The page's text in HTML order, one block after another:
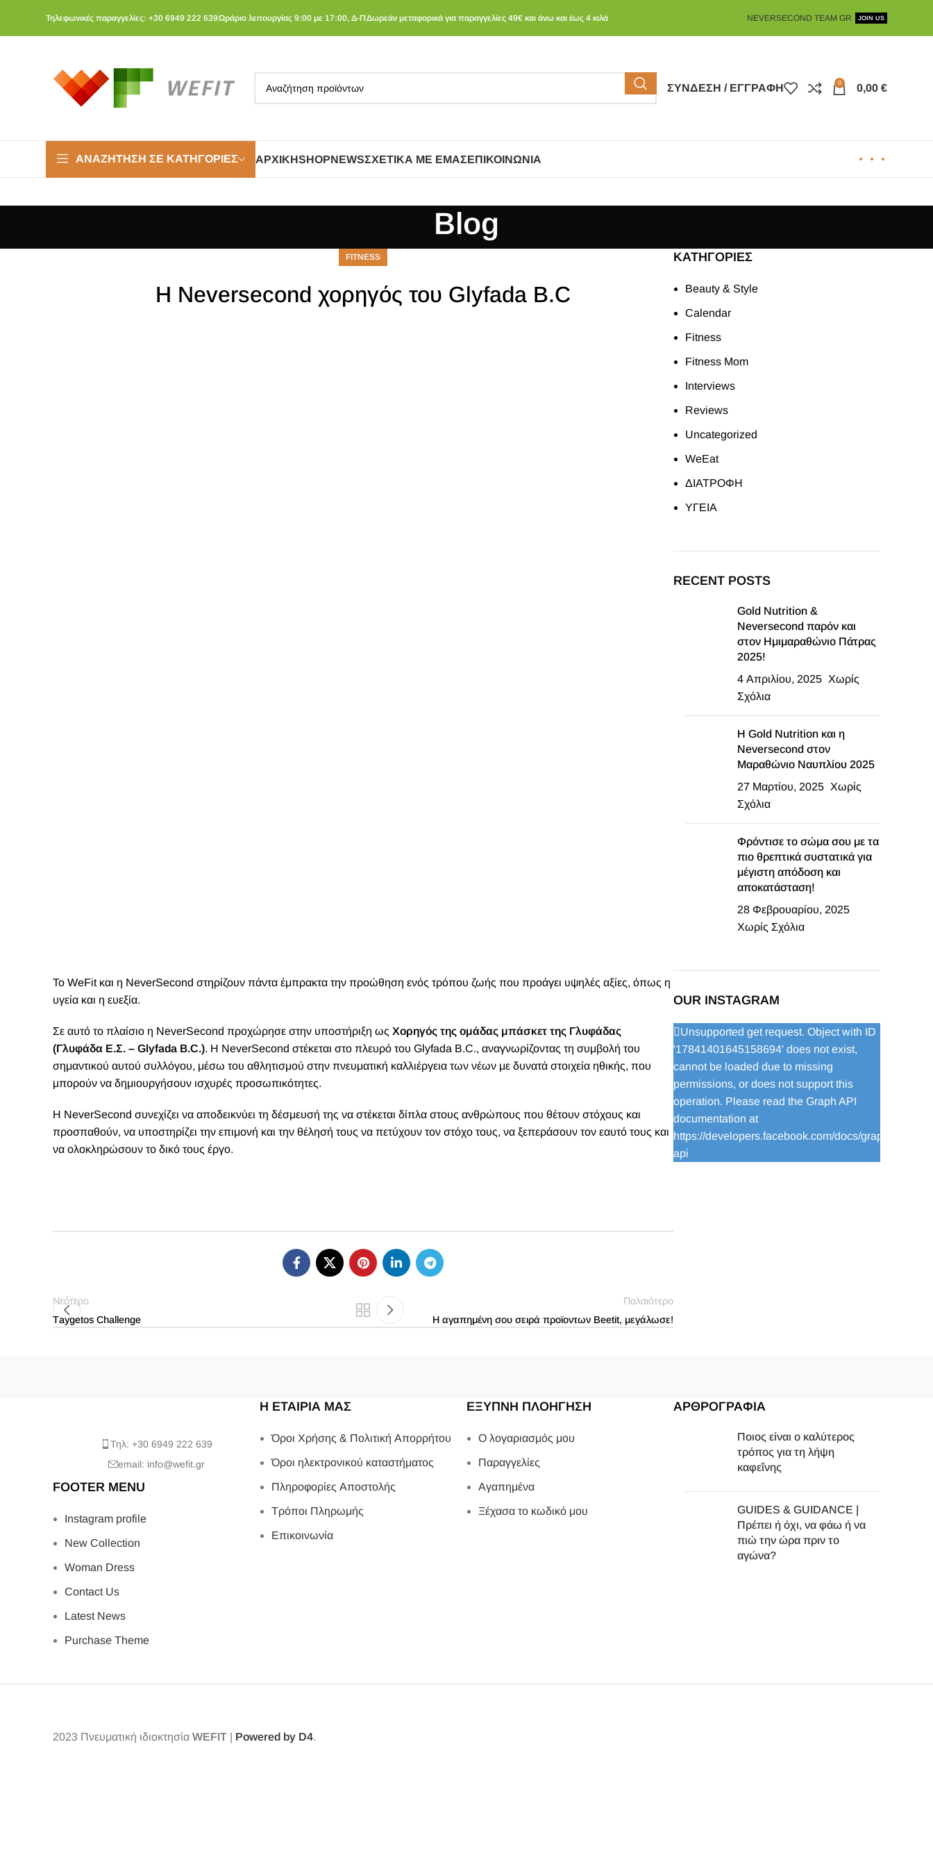
Τηλεφωνικές παραγγελίες: +30 6949 222 639Ωράριο λειτουργίας 9:00 με 17:00, Δ-ΠΔωρεάν μεταφορικά για παραγγελίες 49€ και άνω και έως 4 κιλά NEVERSECOND TEAM GR JOIN US
ΣΎΝΔΕΣΗ / ΕΓΓΡΑΦΉ 0 0,00 €
ΑΝΑΖΉΤΗΣΗ ΣΕ ΚΑΤΗΓΟΡΊΕΣ ΑΡΧΙΚΉSHOPNEWSΣΧΕΤΙΚΆ ΜΕ ΕΜΆΣΕΠΙΚΟΙΝΩΝΊΑ
Blog
FITNESS
Η Neversecond χορηγός του Glyfada B.C
Το WeFit και η NeverSecond στηρίζουν πάντα έμπρακτα την προώθηση ενός τρόπου ζωής που προάγει υψηλές αξίες, όπως η
υγεία και η ευεξία.
Σε αυτό το πλαίσιο η NeverSecond προχώρησε στην υποστήριξη ως Χορηγός της ομάδας μπάσκετ της Γλυφάδας
(Γλυφάδα Ε.Σ. – Glyfada B.C.). Η NeverSecond στέκεται στο πλευρό του Glyfada B.C., αναγνωρίζοντας τη συμβολή του
σημαντικού αυτού συλλόγου, μέσω του αθλητισμού στην πνευματική καλλιέργεια των νέων με δυνατά στοιχεία ηθικής, που
μπορούν να δημιουργήσουν ισχυρές προσωπικότητες.
Η NeverSecond συνεχίζει να αποδεικνύει τη δέσμευσή της να στέκεται δίπλα στους ανθρώπους που θέτουν στόχους και
προσπαθούν, να υποστηρίζει την επιμονή και την θέλησή τους να πετύχουν τον στόχο τους, να ξεπεράσουν τον εαυτό τους και
να ολοκληρώσουν το δικό τους έργο.
Νεότερο
Τaygetos Challenge
Παλαιότερο
Η αγαπημένη σου σειρά προϊοντων Beetit, μεγάλωσε!
KΑΤΗΓΟΡΊΕΣ
Beauty & Style
Calendar
Fitness
Fitness Mom
Interviews
Reviews
Uncategorized
WeEat
ΔΙΑΤΡΟΦΗ
ΥΓΕΙΑ
RECENT POSTS
Gold Nutrition &
Neversecond παρόν και
στον Ημιμαραθώνιο Πάτρας
2025!
4 Απριλίου, 2025 Χωρίς
Σχόλια
Η Gold Nutrition και η
Neversecond στον
Μαραθώνιο Ναυπλίου 2025
27 Μαρτίου, 2025 Χωρίς
Σχόλια
Φρόντισε το σώμα σου με τα
πιο θρεπτικά συστατικά για
μέγιστη απόδοση και
αποκατάσταση!
28 Φεβρουαρίου, 2025
Χωρίς Σχόλια
OUR INSTAGRAM
Unsupported get request. Object with ID
'17841401645158694' does not exist,
cannot be loaded due to missing
permissions, or does not support this
operation. Please read the Graph API
documentation at
https://developers.facebook.com/docs/graph-
api
Τηλ: +30 6949 222 639
email: info@wefit.gr
FOOTER MENU
Instagram profile
New Collection
Woman Dress
Contact Us
Latest News
Purchase Theme
Η ΕΤΑΙΡΙΑ ΜΑΣ
Όροι Χρήσης & Πολιτική Απορρήτου
Όροι ηλεκτρονικού καταστήματος
Πληροφορίες Αποστολής
Τρόποι Πληρωμής
Επικοινωνία
ΕΞΥΠΝΗ ΠΛΟΗΓΗΣΗ
Ο λογαριασμός μου
Παραγγελίες
Αγαπημένα
Ξέχασα το κωδικό μου
ΑΡΘΡΟΓΡΑΦΙΑ
Ποιος είναι ο καλύτερος
τρόπος για τη λήψη
καφεΐνης
GUIDES & GUIDANCE |
Πρέπει ή όχι, να φάω ή να
πιώ την ώρα πριν το
αγώνα?
2023 Πνευματική ιδιοκτησία WEFIT | Powered by D4.